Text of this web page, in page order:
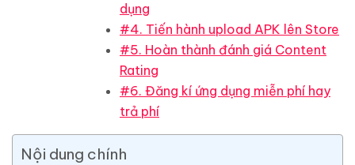
dụng
#4. Tiến hành upload APK lên Store
#5. Hoàn thành đánh giá Content
Rating
#6. Đăng kí ứng dụng miễn phí hay
trả phí
Nội dung chính